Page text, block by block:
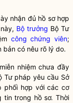
nhận đủ hồ sơ hợp
Bộ trưởng Bộ Tư
công chứng viên;
có nêu rõ lý do.
nhiệm chưa đầy
Tư pháp yêu cầu Sở
phối hợp với các cơ
tin trong hồ sơ. Thời